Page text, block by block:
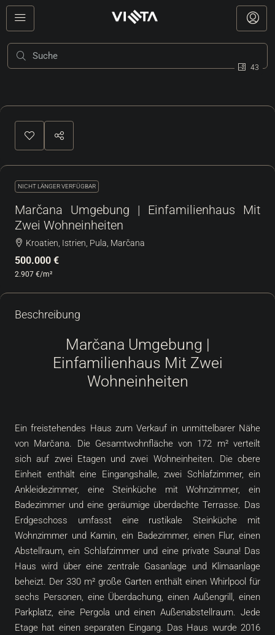
43
NICHT LÄNGER VERFÜGBAR
Marčana Umgebung | Einfamilienhaus Mit
Zwei Wohneinheiten
Kroatien, Istrien, Pula, Marčana
500.000 €
2.907 €/m²
Beschreibung
Marčana Umgebung |
Einfamilienhaus Mit Zwei
Wohneinheiten
Ein freistehendes Haus zum Verkauf in unmittelbarer Nähe
von Marčana. Die Gesamtwohnfläche von 172 m² verteilt
sich auf zwei Etagen und zwei Wohneinheiten. Die obere
Einheit enthält eine Eingangshalle, zwei Schlafzimmer, ein
Ankleidezimmer, eine Steinküche mit Wohnzimmer, ein
Badezimmer und eine geräumige überdachte Terrasse. Das
Erdgeschoss umfasst eine rustikale Steinküche mit
Wohnzimmer und Kamin, ein Badezimmer, einen Flur, einen
Abstellraum, ein Schlafzimmer und eine private Sauna! Das
Haus wird über eine zentrale Gasanlage und Klimaanlage
beheizt. Der 330 m² große Garten enthält einen Whirlpool für
sechs Personen, eine Überdachung, einen Außengrill, einen
Parkplatz, eine Pergola und einen Außenabstellraum. Jede
Etage hat einen separaten Eingang. Das Haus wurde 2016